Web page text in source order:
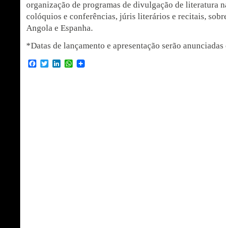
organização de programas de divulgação de literatura
colóquios e conferências, júris literários e recitais,
Angola e Espanha.
*Datas de lançamento e apresentação serão anunciadas
Facebook
TwitterLinkedInWhatsApp